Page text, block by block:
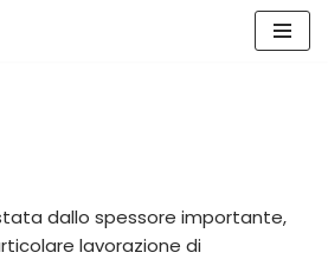
dallo spessore importante,
lavorazione di